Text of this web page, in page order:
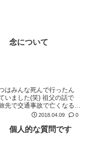
念について
はみんな死んで行ったん
いました(笑) 祖父の話で
先で交通事故で亡くなるな
いなー」と思いました
2018.04.09 0
個人的な質問です